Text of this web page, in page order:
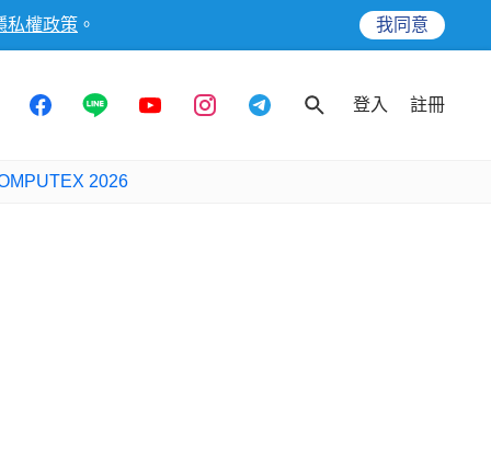
私權政策 。 我同意
登入 註冊
2026